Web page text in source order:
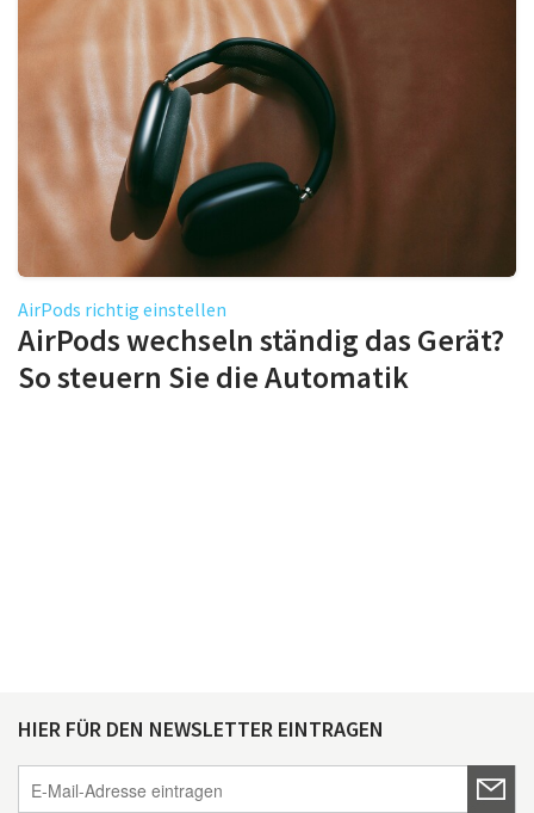
AirPods richtig einstellen
AirPods wechseln ständig das Gerät?
So steuern Sie die Automatik
HIER FÜR DEN NEWSLETTER EINTRAGEN